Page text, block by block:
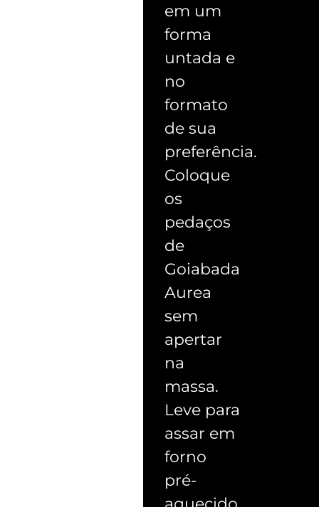
em um
forma
untada e
no
formato
de sua
preferência.
Coloque
os
pedaços
de
Goiabada
Aurea
sem
apertar
na
massa.
Leve para
assar em
forno
pré-